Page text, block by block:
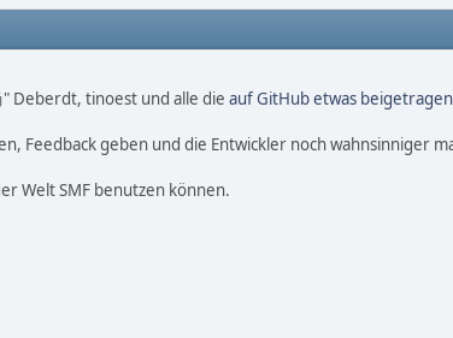
Deberdt, tinoest und alle die auf GitHub etwas
Feedback geben und die Entwickler noch wahnsinniger
Welt SMF benutzen können.